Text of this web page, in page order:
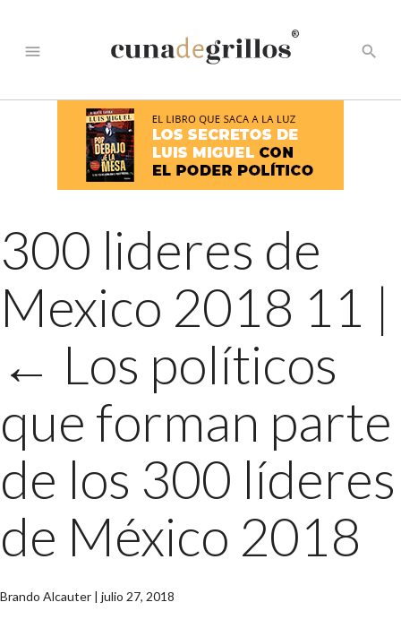
menu
®
search
300 lideres de
Mexico 2018 11 |
← Los políticos
que forman parte
de los 300 líderes
de México 2018
Brando Alcauter | julio 27, 2018